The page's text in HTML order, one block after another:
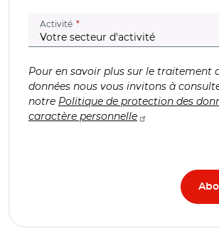
Activité (champ obligatoire)
Pour en savoir plus sur le traitement
données nous vous invitons à
notre Politique de protection des
caractère personnelle